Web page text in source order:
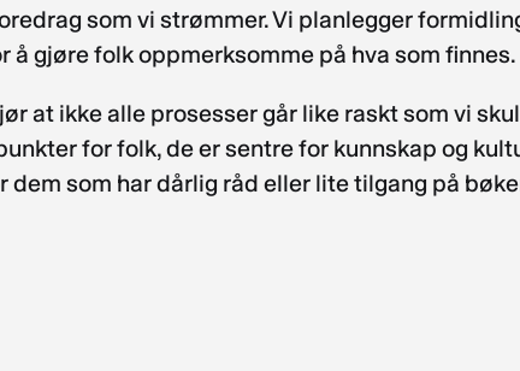
som vi strømmer. Vi planlegger
gjøre folk oppmerksomme på hva som finnes.
at ikke alle prosesser går like raskt som vi
for folk, de er sentre for kunnskap og
som har dårlig råd eller lite tilgang på